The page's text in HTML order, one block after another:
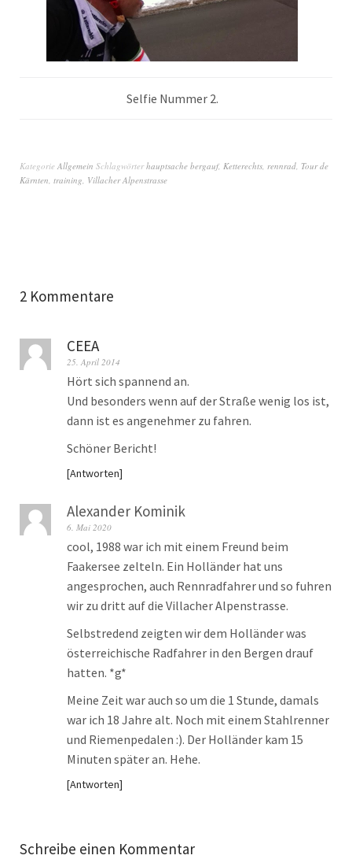
Selfie Nummer 2.
Kategorie Allgemein Schlagwörterhauptsache bergauf, Ketterechts, rennrad, Tour de
Kärnten, training, Villacher Alpenstrasse
2 Kommentare
CEEA
25. April 2014
Hört sich spannend an.
Und besonders wenn auf der Straße wenig los ist,
dann ist es angenehmer zu fahren.
Schöner Bericht!
Antworten
Alexander Kominik
6. Mai 2020
cool, 1988 war ich mit einem Freund beim
Faakersee zelteln. Ein Holländer hat uns
angesprochen, auch Rennradfahrer und so fuhren
wir zu dritt auf die Villacher Alpenstrasse.
Selbstredend zeigten wir dem Holländer was
österreichische Radfahrer in den Bergen drauf
hatten. *g*
Meine Zeit war auch so um die 1 Stunde, damals
war ich 18 Jahre alt. Noch mit einem Stahlrenner
und Riemenpedalen :). Der Holländer kam 15
Minuten später an. Hehe.
Antworten
Schreibe einen Kommentar